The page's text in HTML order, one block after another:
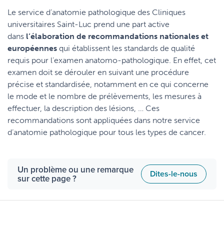
Le service d’anatomie pathologique des Cliniques
universitaires Saint-Luc prend une part active
dans l’élaboration de recommandations nationales et
européennes qui établissent les standards de qualité
requis pour l’examen anatomo-pathologique. En effet, cet
examen doit se dérouler en suivant une procédure
précise et standardisée, notamment en ce qui concerne
le mode et le nombre de prélèvements, les mesures à
effectuer, la description des lésions, … Ces
recommandations sont appliquées dans notre service
d’anatomie pathologique pour tous les types de cancer.
Un problème ou une remarque
sur cette page ? Dites-le-nous